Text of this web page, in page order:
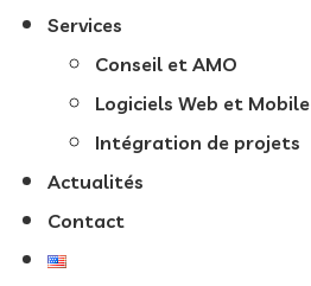
Services
Conseil et AMO
Logiciels Web et Mobile
Intégration de projets
Actualités
Contact